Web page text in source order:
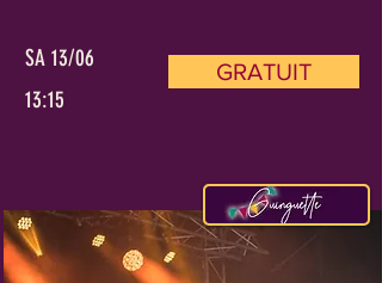
SA 13/06
13:15
GRATUIT